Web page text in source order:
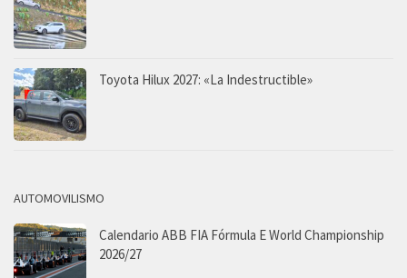
Toyota Hilux 2027: «La Indestructible»
AUTOMOVILISMO
Calendario ABB FIA Fórmula E World Championship
2026/27